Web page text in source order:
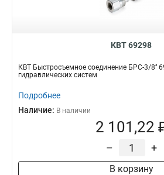
КВТ 69298
КВТ Быстросъемное соединение БРС-3/8’’
гидравлических систем
Подробнее
Наличие: В наличии
2 101,22
– +
В корзину